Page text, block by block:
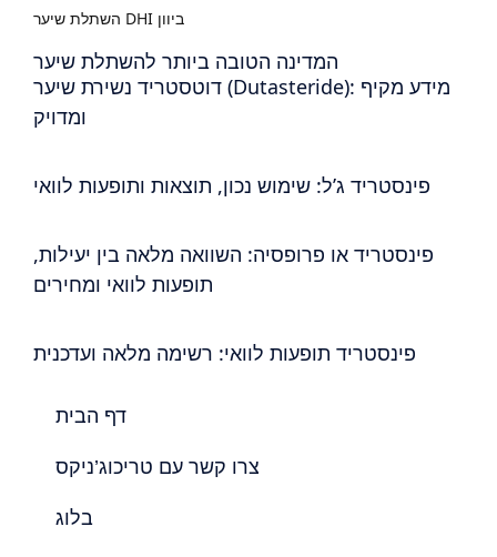
השתלת שיער DHI ביוון
המדינה הטובה ביותר להשתלת שיער
דוטסטריד נשירת שיער (Dutasteride): מידע מקיף
ומדויק
פינסטריד ג’ל: שימוש נכון, תוצאות ותופעות לוואי
פינסטריד או פרופסיה: השוואה מלאה בין יעילות,
תופעות לוואי ומחירים
פינסטריד תופעות לוואי: רשימה מלאה ועדכנית
דף הבית
צרו קשר עם טריכוג’ניקס
בלוג